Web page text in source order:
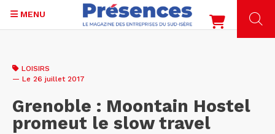
contenu
MENU
LOISIRS
— Le 26 juillet 2017
Grenoble : Moontain Hostel
promeut le slow travel